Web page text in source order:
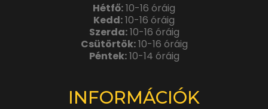
Hétfő:10-16 óráig
Kedd:10-16 óráig
Szerda:10-16 óráig
Csütörtök:10-16 óráig
Péntek:10-14 óráig
INFORMÁCIÓK